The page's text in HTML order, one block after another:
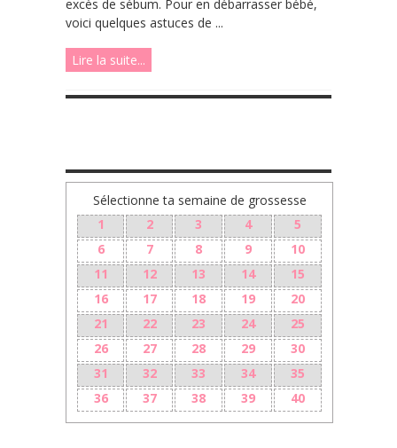
excès de sébum. Pour en débarrasser bébé,
voici quelques astuces de ...
Lire la suite...
Sélectionne ta semaine de grossesse
1
2 3 4
5
6
7 8 9
10
11
12 13 14
15
16
17 18 19
20
21
22 23 24
25
26
27 28 29
30
31
32 33 34
35
36
37 38 39 40